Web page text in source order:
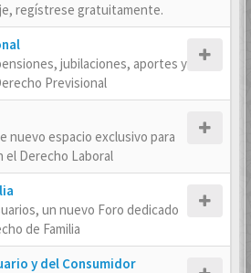
regístrese gratuitamente.
jubilaciones, aportes y
Previsional
nuevo espacio exclusivo para
el Derecho Laboral
un nuevo Foro dedicado
de Familia
y del Consumidor